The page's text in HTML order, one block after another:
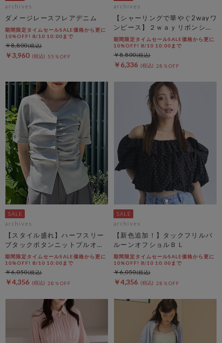
archives
ダメージレースフレアデニム
期間限定タイムセールSALE価格から更に
10%OFF! 8/10 10:00まで
￥3,960 55％OFF
￥8,800
archives
【シャーリングで華やぐ2wayワ
ンピース】２ｗａｙリボンシャ
ーリングノースリワンピース
期間限定タイムセールSALE価格から更に
10%OFF! 8/10 10:00まで
￥6,336 28％OFF
￥8,800
archives
【スタイル盛れ】ハーフスリー
ブタックボタンニットプルオー
バー
期間限定タイムセールSALE価格から更に
10%OFF! 8/10 10:00まで
￥4,356 28％OFF
￥6,050
archives
【新色追加！】タックフリルバ
ルーンオフショルＢＬ
期間限定タイムセールSALE価格から更に
10%OFF! 8/10 10:00まで
￥4,356 28％OFF
￥6,050